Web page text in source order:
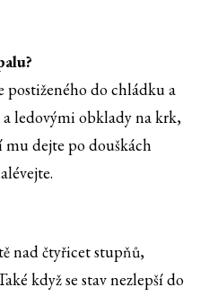
postiženého do chládku a
ledovými obklady na krk,
dejte po douškách
nad čtyřicet stupňů,
když se stav nezlepší do